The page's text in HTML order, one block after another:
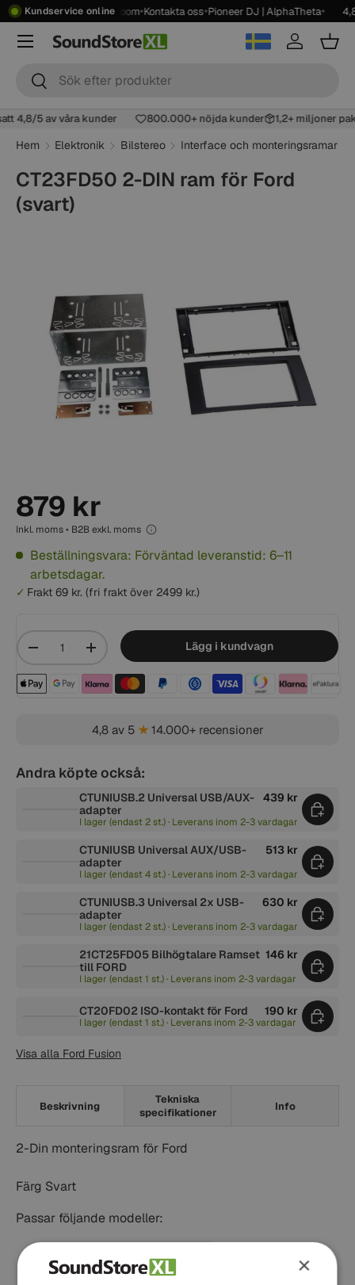
Kundservice online
över 2499 kr• Showroom•Kontakta oss•Pioneer DJ | AlphaTheta• 4,8
Sök
Sök
Logga inKorg
Meny
4,8/5 av våra kunder 800.000+ nöjda kunder 1,2+ miljoner
Hem Elektronik Bilstereo Interface och monteringsramar
CT23FD50 2-DIN ram för Ford
(svart)
879 kr
Inkl. moms • B2B exkl. moms
Beställningsvara: Förväntad leveranstid: 6–11
arbetsdagar.
Frakt 69 kr. (fri frakt över 2499 kr.)
-
+ Lägg i kundvagn
Betalningsmetoder
4,8 av 5 ★14.000+ recensioner
Andra köpte också:
CTUNIUSB.2 Universal USB/AUX-
adapter
439 kr
I lager (endast 2 st.) · Leverans inom 2-3 vardagar
CTUNIUSB Universal AUX/USB-
adapter
513 kr
I lager (endast 4 st.) · Leverans inom 2-3 vardagar
CTUNIUSB.3 Universal 2x USB-
adapter
630 kr
I lager (endast 2 st.) · Leverans inom 2-3 vardagar
21CT25FD05 Bilhögtalare Ramset
till FORD
146 kr
I lager (endast 1 st.) · Leverans inom 2-3 vardagar
CT20FD02 ISO-kontakt för Ford 190 kr
I lager (endast 1 st.) · Leverans inom 2-3 vardagar
Visa alla Ford Fusion
Beskrivning
Tekniska
specifikationer
Info
2-Din monteringsram för Ford
Färg Svart
Passar följande modeller:
Fokus 2004-2008
×